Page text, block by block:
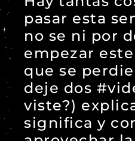
pasar esta
no se ni por
empezar
que se
deje dos
viste?)
significa y